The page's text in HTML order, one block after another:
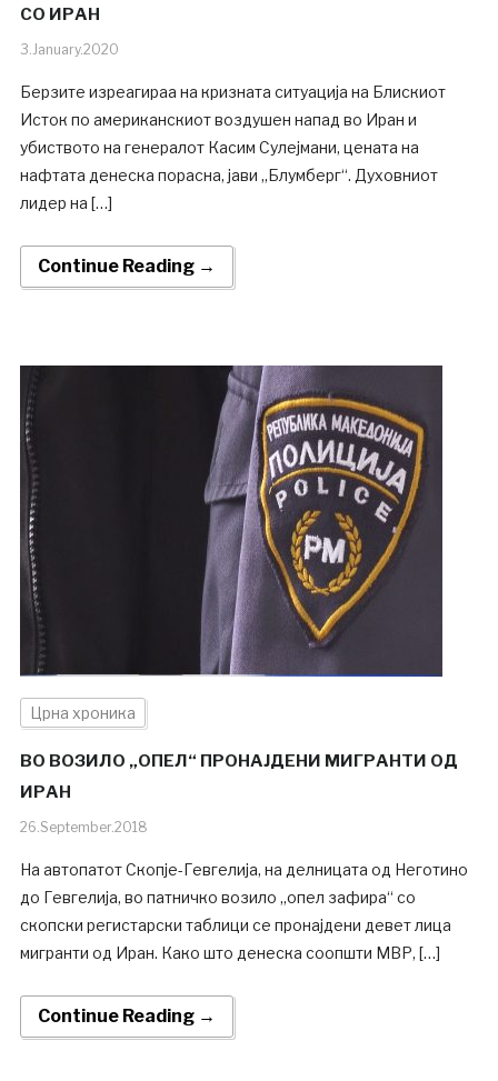
СО ИРАН
3.January.2020
Берзите изреагираа на кризната ситуација на Блискиот
Исток по американскиот воздушен напад во Иран и
убиството на генералот Касим Сулејмани, цената на
нафтата денеска порасна, јави „Блумберг“. Духовниот
лидер на […]
Continue Reading →
Црна хроника
ВО ВОЗИЛО „ОПЕЛ“ ПРОНАЈДЕНИ МИГРАНТИ ОД
ИРАН
26.September.2018
На автопатот Скопје-Гевгелија, на делницата од Неготино
до Гевгелија, во патничко возило „опел зафира“ со
скопски регистарски таблици се пронајдени девет лица
мигранти од Иран. Како што денеска соопшти МВР, […]
Continue Reading →